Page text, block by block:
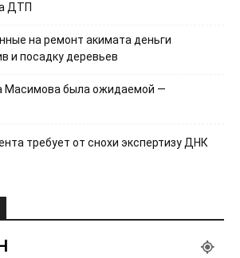
ДТП
на ремонт акимата деньги
и посадку деревьев
Масимова была ожидаемой —
требует от снохи экспертизу ДНК